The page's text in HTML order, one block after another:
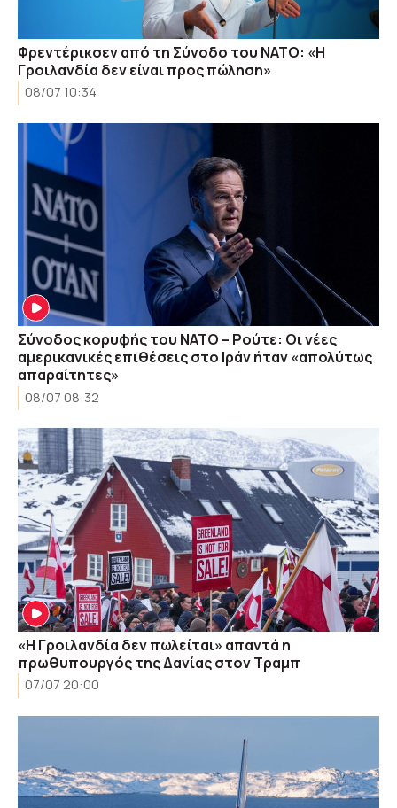
Φρεντέρικσεν από τη Σύνοδο του ΝΑΤΟ: «Η
Γροιλανδία δεν είναι προς πώληση»
08/07 10:34
Σύνοδος κορυφής του ΝΑΤΟ – Ρούτε: Οι νέες
αμερικανικές επιθέσεις στο Ιράν ήταν «απολύτως
απαραίτητες»
08/07 08:32
«Η Γροιλανδία δεν πωλείται» απαντά η
πρωθυπουργός της Δανίας στον Τραμπ
07/07 20:00